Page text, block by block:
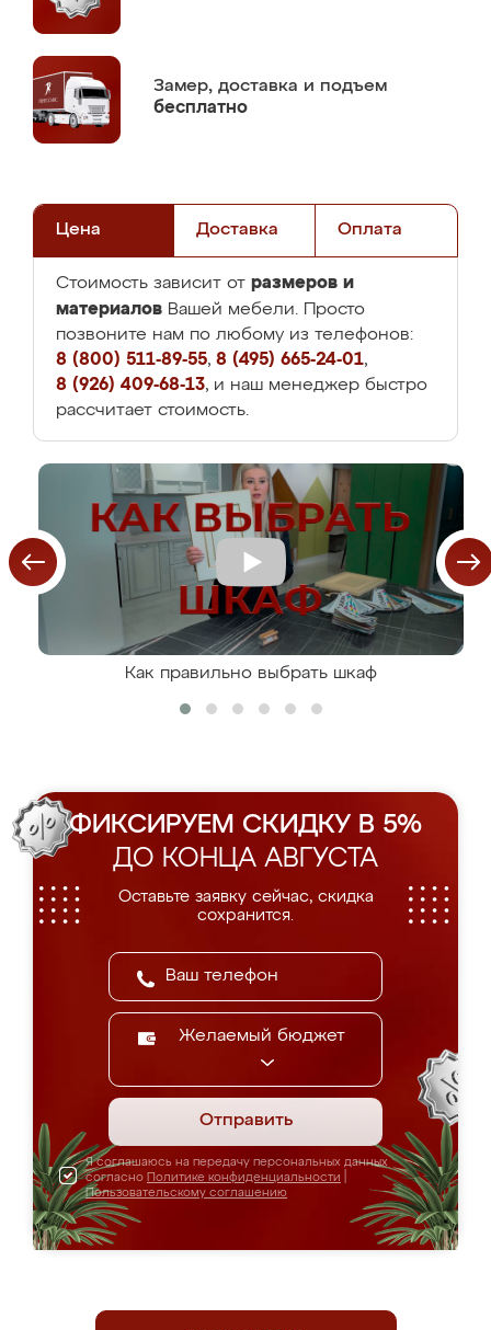
Замер, доставка и подъем
бесплатно
Цена Доставка Оплата
Стоимость зависит от размеров и
материалов Вашей мебели. Просто
позвоните нам по любому из телефонов:
8 (800) 511-89-55, 8 (495) 665-24-01,
8 (926) 409-68-13, и наш менеджер быстро
рассчитает стоимость.
Как правильно выбрать шкаф
ФИКСИРУЕМ СКИДКУ В 5%
ДО КОНЦА АВГУСТА
Оставьте заявку сейчас, скидка
сохранится.
Желаемый бюджет
Отправить
Я соглашаюсь на передачу персональных данных
согласно Политике конфиденциальности
Пользовательскому соглашению